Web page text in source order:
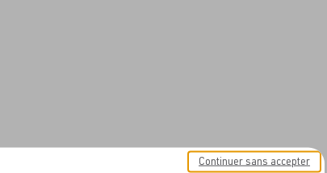
Continuer sans accepter